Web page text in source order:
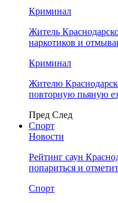
Криминал
Житель
наркотиков и
Криминал
Жителю
повторную пьяную
Пред След
Спорт
Новости
Рейтинг саун
попариться и
Спорт